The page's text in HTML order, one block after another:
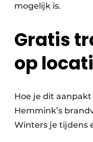
mogelijk is.
Gratis
op
Hoe je dit
Hemmink’s
Winters je tijdens